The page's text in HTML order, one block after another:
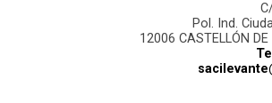
Pol. Ind.
12006 CASTELLÓN